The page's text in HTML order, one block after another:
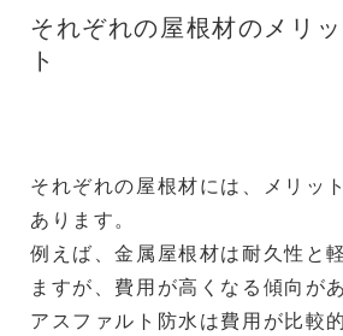
それぞれの屋根材のメリ
ト
それぞれの屋根材には、メリッ
あります。
例えば、金属屋根材は耐久性と
ますが、費用が高くなる傾向が
アスファルト防水は費用が比較